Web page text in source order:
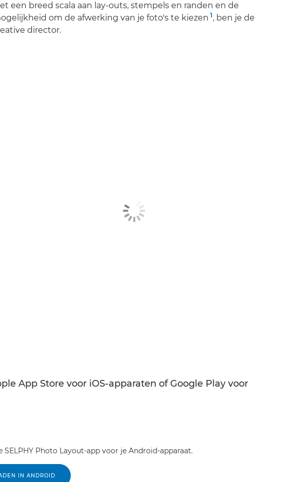
een breed scala aan lay-outs, stempels en randen en de
om de afwerking van je foto's te kiezen 1, ben je de
director.
App Store voor iOS-apparaten of Google Play voor
SELPHY Photo Layout-app voor je Android-apparaat.
IN ANDROID